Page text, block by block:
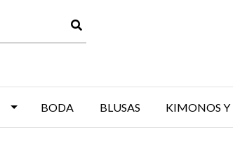
BODA BLUSAS KIMONOS Y